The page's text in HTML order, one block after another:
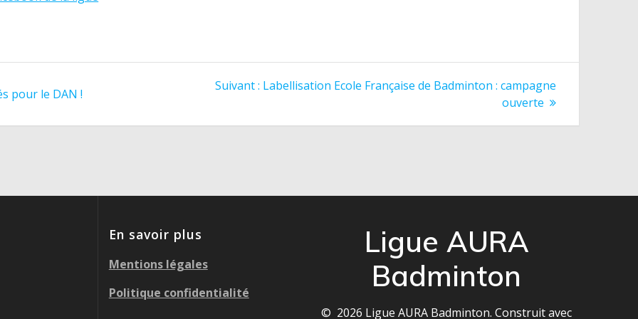
pour le DAN !
Suivant : Article
Labellisation Ecole Française de Badminton : campagne
ouverte
En savoir plus
Mentions légales
Politique confidentialité
Ligue AURA
Badminton
© 2026 Ligue AURA Badminton. Construit avec